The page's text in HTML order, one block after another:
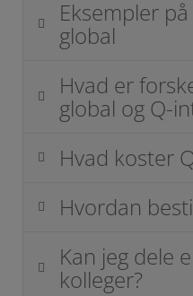
Eksempler
global
Hvad er
global og Q-
Hvad koster
Hvordan
Kan jeg dele
kolleger?